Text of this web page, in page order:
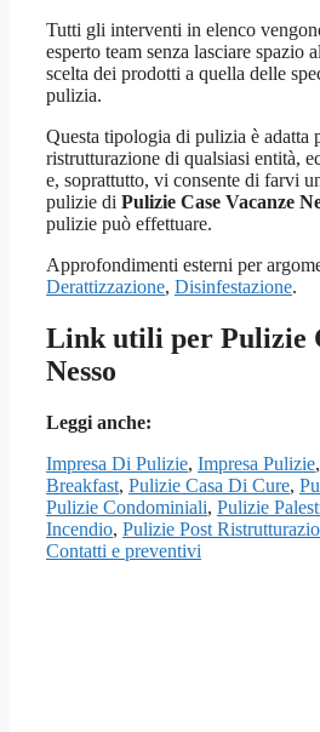
Tutti gli interventi in elenco
esperto team senza lasciare spazio
scelta dei prodotti a quella delle
pulizia.
Questa tipologia di pulizia è adatta
ristrutturazione di qualsiasi entità,
e, soprattutto, vi consente di farvi
pulizie di Pulizie Case Vacanze
pulizie può effettuare.
Approfondimenti esterni per
Derattizzazione, Disinfestazione.
Link utili per Pulizie
Nesso
Leggi anche:
Impresa Di Pulizie, Impresa Pulizie,
Breakfast, Pulizie Casa Di Cure,
Pulizie Condominiali, Pulizie
Incendio, Pulizie Post
Contatti e preventivi